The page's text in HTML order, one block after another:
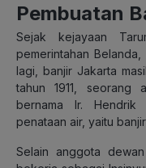
Pembuatan
Sejak kejayaan
pemerintahan
lagi, banjir Jakarta
tahun 1911, seorang
bernama Ir. Hendrik
penataan air, yaitu
Selain anggota